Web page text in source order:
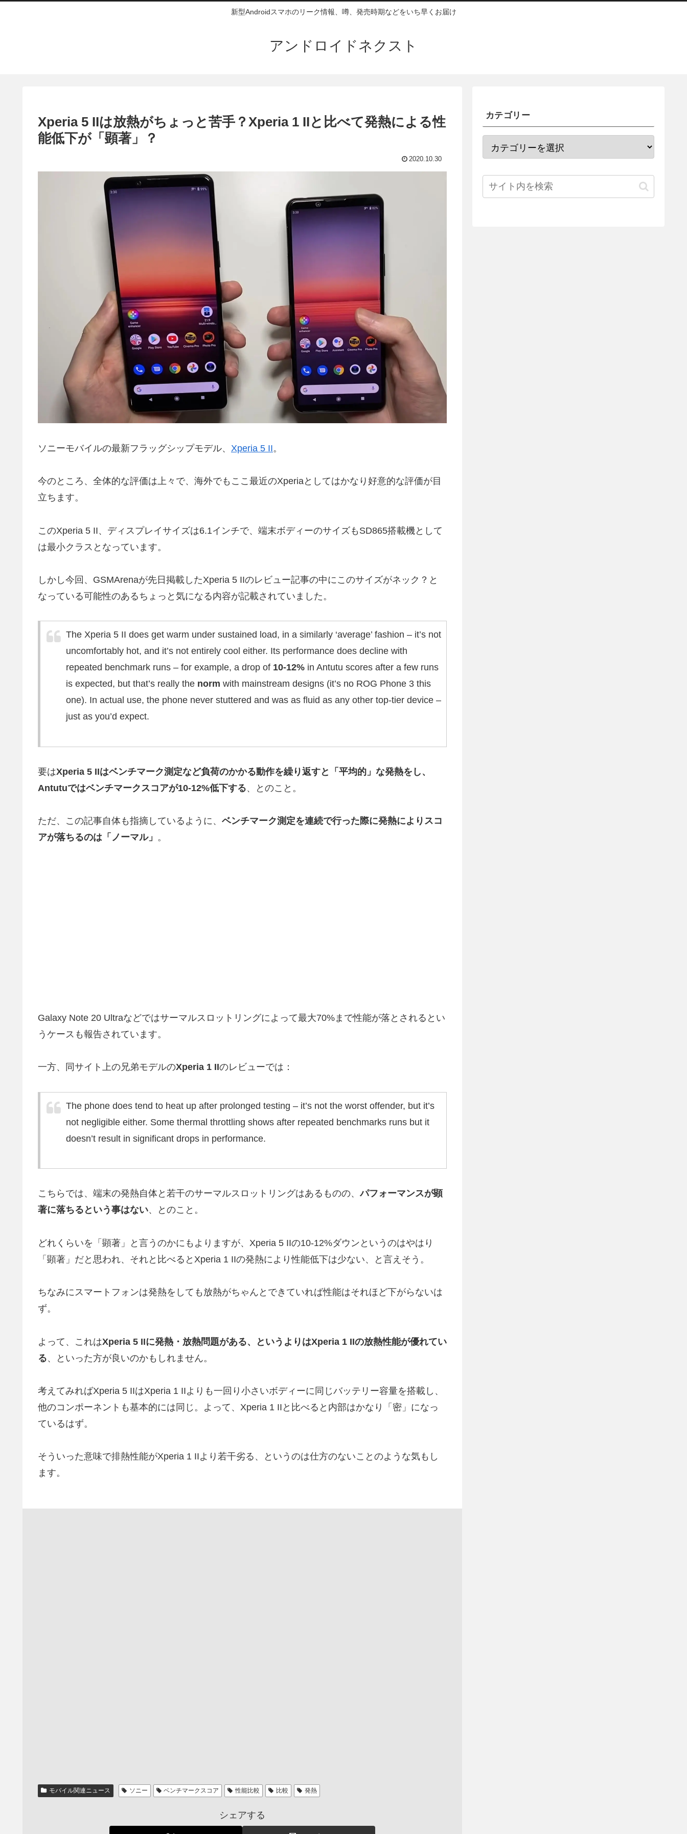
新型Androidスマホのリーク情報、噂、発売時期などをいち早くお届け
アンドロイドネクスト
Xperia 5 IIは放熱がちょっと苦手？Xperia 1 IIと比べて発熱による性
能低下が「顕著」？
2020.10.30
ソニーモバイルの最新フラッグシップモデル、 Xperia 5 II。
今のところ、全体的な評価は上々で、海外でもここ最近のXperiaとしてはかなり好意的な評価が目
立ちます。
このXperia 5 II、ディスプレイサイズは6.1インチで、端末ボディーのサイズもSD865搭載機として
は最小クラスとなっています。
しかし今回、GSMArenaが先日掲載したXperia 5 IIのレビュー記事の中にこのサイズがネック？と
なっている可能性のあるちょっと気になる内容が記載されていました。
The Xperia 5 II does get warm under sustained load, in a similarly ‘average’ fashion – it’s not
uncomfortably hot, and it’s not entirely cool either. Its performance does decline with
repeated benchmark runs – for example, a drop of 10-12% in Antutu scores after a few runs
is expected, but that’s really the norm with mainstream designs (it’s no ROG Phone 3 this
one). In actual use, the phone never stuttered and was as fluid as any other top-tier device –
just as you’d expect.
要はXperia 5 IIはベンチマーク測定など負荷のかかる動作を繰り返すと「平均的」な発熱をし、
Antutuではベンチマークスコアが10-12%低下する、とのこと。
ただ、この記事自体も指摘しているように、 ベンチマーク測定を連続で行った際に発熱によりスコ
アが落ちるのは「ノーマル」 。
Galaxy Note 20 Ultraなどではサーマルスロットリングによって最大70%まで性能が落とされるとい
うケースも報告されています。
一方、同サイト上の兄弟モデルのXperia 1 IIのレビューでは：
The phone does tend to heat up after prolonged testing – it’s not the worst offender, but it’s
not negligible either. Some thermal throttling shows after repeated benchmarks runs but it
doesn’t result in significant drops in performance.
こちらでは、端末の発熱自体と若干のサーマルスロットリングはあるものの、パフォーマンスが顕
著に落ちるという事はない、とのこと。
どれくらいを「顕著」と言うのかにもよりますが、Xperia 5 IIの10-12%ダウンというのはやはり
「顕著」だと思われ、それと比べるとXperia 1 IIの発熱により性能低下は少ない、と言えそう。
ちなみにスマートフォンは発熱をしても放熱がちゃんとできていれば性能はそれほど下がらないは
ず。
よって、これはXperia 5 IIに発熱・放熱問題がある、というよりはXperia 1 IIの放熱性能が優れてい
る、といった方が良いのかもしれません。
考えてみればXperia 5 IIはXperia 1 IIよりも一回り小さいボディーに同じバッテリー容量を搭載し、
他のコンポーネントも基本的には同じ。よって、Xperia 1 IIと比べると内部はかなり「密」になっ
ているはず。
そういった意味で排熱性能がXperia 1 IIより若干劣る、というのは仕方のないことのような気もし
ます。
モバイル関連ニュース ソニー ベンチマークスコア 性能比較 比較 発熱
シェアする
カテゴリー